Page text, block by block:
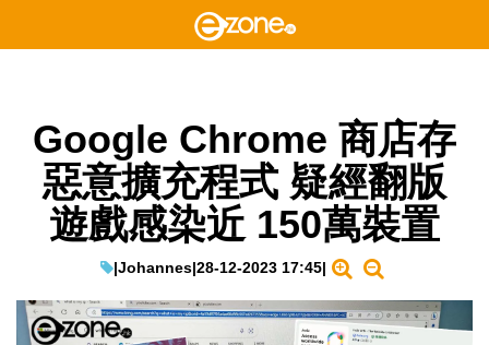
Google Chrome 商店存
惡意擴充程式 疑經翻版
遊戲感染近 150萬裝置
|Johannes|28-12-2023 17:45|